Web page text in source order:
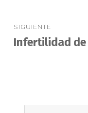
SIGUIENTE
Entrada
Infertilidad de